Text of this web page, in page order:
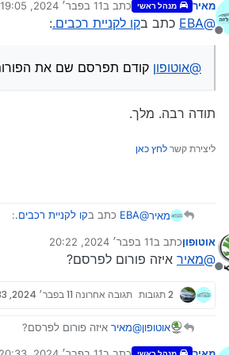
מנותק
מאיר מנהל ראשי כתב ב11 בפבר׳ 2024, 19:05
נערך לאחרונה על ידי
@EBA כתב בקו לקניית רכבים.:
@אוטופון קודם תפרסם שם את
תודה רבה. מלך.
ליצירת קשר לחץ כאן
מאיר@EBA כתב בקו לקניית רכבים.:
@אוטופוןקודם תפרסם שם את
תודה רבה. מלך.
מנותק
אוטופוןכתב ב11 בפבר׳ 2024, 20:22
נערך לאחרונה על ידי
@מאיר איזה פורום לפרסם?
2 תגובות תגובה אחרונה 11 בפבר׳ 2024, 20:33
אוטופון@מאיר איזה פורום לפרסם?